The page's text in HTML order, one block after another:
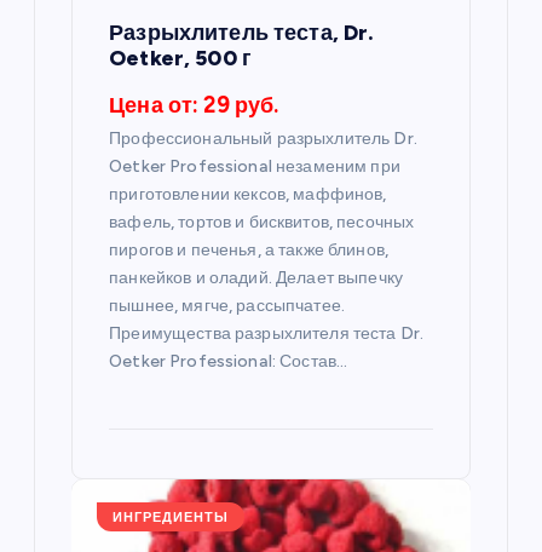
Разрыхлитель теста, Dr.
Oetker, 500 г
Цена от: 29 руб.
Профессиональный разрыхлитель Dr.
Oetker Professional незаменим при
приготовлении кексов, маффинов,
вафель, тортов и бисквитов, песочных
пирогов и печенья, а также блинов,
панкейков и оладий. Делает выпечку
пышнее, мягче, рассыпчатее.
Преимущества разрыхлителя теста Dr.
Oetker Professional: Состав…
ИНГРЕДИЕНТЫ